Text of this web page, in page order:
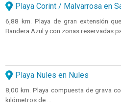
Playa Corint / Malvarrosa en
6,88 km. Playa de gran extensión
Bandera Azul y con zonas reservadas
Playa Nules en Nules
8,00 km. Playa compuesta de grava
kilómetros de ...